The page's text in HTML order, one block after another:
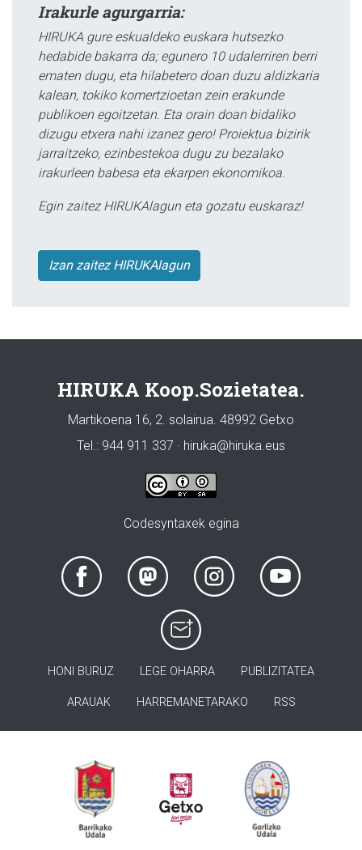
Irakurle agurgarria:
HIRUKA gure eskualdeko euskara hutsezko
hedabide bakarra da; egunero 10 udalerriren berri
ematen dugu, eta hilabetero doan duzu aldizkaria
kalean, tokiko komertzioetan zein erakunde
publikoen egoitzetan. Eta orain doan bidaliko
dizugu etxera nahi izanez gero! Proiektua bizirik
jarraitzeko, ezinbestekoa dugu zu bezalako
irakurleen babesa eta ekarpen ekonomikoa.
Egin zaitez HIRUKAlagun eta gozatu euskaraz!
Izan zaitez HIRUKAlagun
HIRUKA Koop.Sozietatea.
Martikoena 16, 2. solairua. 48992 Getxo
Tel.: 944 911 337 · hiruka@hiruka.eus
Codesyntaxek egina
HONI BURUZ LEGE OHARRA PUBLIZITATEA
ARAUAK HARREMANETARAKO RSS